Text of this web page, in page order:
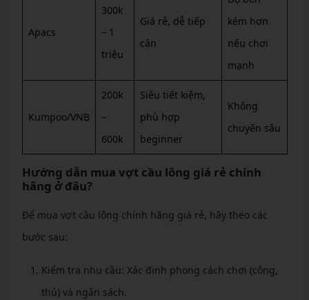
Apacs
300k
– 1
triệu
Giá rẻ, dễ tiếp
cận
kém hơn
nếu chơi
mạnh
Kumpoo/VNB
200k
–
600k
Siêu tiết kiệm,
phù hợp
beginner
Không
chuyên sâu
Hướng dẫn mua vợt cầu lông giá rẻ chính
hãng ở đâu?
Để mua vợt cầu lông chính hãng giá rẻ, hãy theo các
bước sau:
Kiểm tra nhu cầu: Xác định phong cách chơi (công,
thủ) và ngân sách.